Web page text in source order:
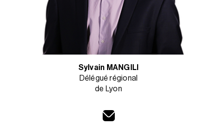
Sylvain MANGILI
Délégué régional
de Lyon